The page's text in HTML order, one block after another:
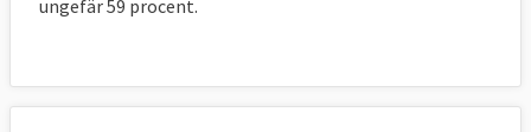
ungefär 59 procent.